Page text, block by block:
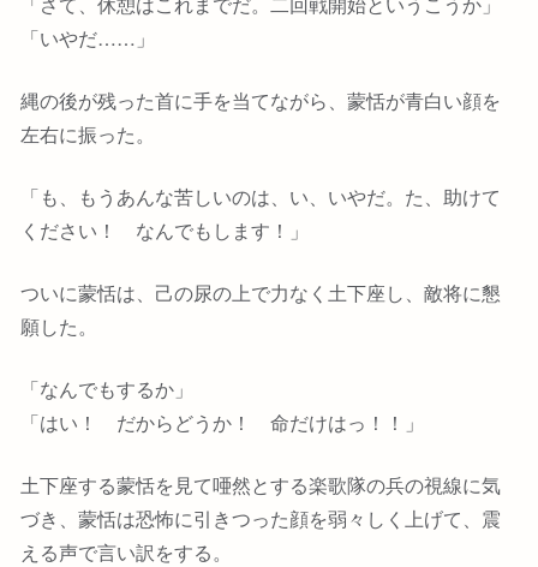
「いやだ……」
縄の後が残った首に手を当てながら、蒙恬が青白い顔を
左右に振った。
「も、もうあんな苦しいのは、い、いやだ。た、助けて
ください！ なんでもします！」
ついに蒙恬は、己の尿の上で力なく土下座し、敵将に懇
願した。
「なんでもするか」
「はい！ だからどうか！ 命だけはっ！！」
土下座する蒙恬を見て唖然とする楽歌隊の兵の視線に気
づき、蒙恬は恐怖に引きつった顔を弱々しく上げて、震
える声で言い訳をする。